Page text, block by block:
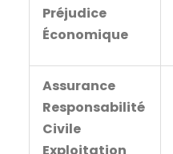
Préjudice
Économique
Assurance
Responsabilité
Civile